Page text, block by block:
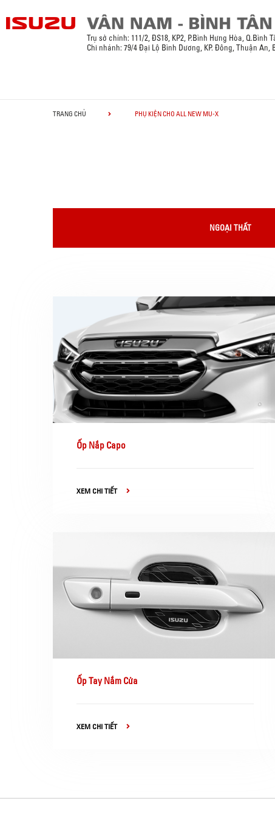
Trụ sở chính: 111/2, ĐS18, KP2, P.Bình Hưng Hòa, Q.Bình
Chi nhánh: 79/4 Đại Lộ Bình Dương, KP. Đông, Thuận An,
TRANG CHỦ PHỤ KIỆN CHO ALL NEW MU-X
NGOẠI THẤT
Ốp Nắp Capo
XEM CHI TIẾT
Ốp Tay Nắm Cửa
XEM CHI TIẾT